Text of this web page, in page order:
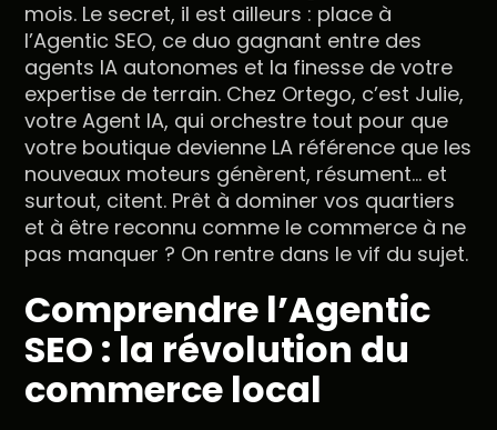
mois. Le secret, il est ailleurs : place à
l’Agentic SEO, ce duo gagnant entre des
agents IA autonomes et la finesse de votre
expertise de terrain. Chez Ortego, c’est Julie,
votre Agent IA, qui orchestre tout pour que
votre boutique devienne LA référence que les
nouveaux moteurs génèrent, résument… et
surtout, citent. Prêt à dominer vos quartiers
et à être reconnu comme le commerce à ne
pas manquer ? On rentre dans le vif du sujet.
Comprendre l’Agentic
SEO : la révolution du
commerce local